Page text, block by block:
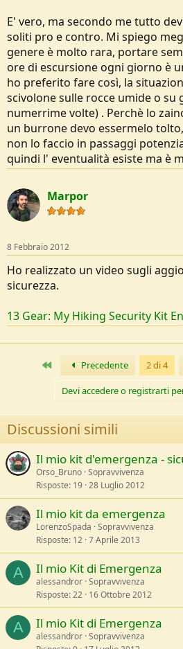
E' vero, ma secondo me tutto
soliti pro e contro. Mi spiego
genere è molto rara, portare
ore di escursione ogni giorno è
ho preferito fare così, la
scivolone sulle rocce umide o su
numerrime volte) . Perchè lo
un burrone devo essermelo
non lo faccio in passaggi
quindi l' eventualità esiste ma è
Marpor
8 Febbraio 2012
Ho realizzato un video sugli
sicurezza.
13 Gear: My Hiking Security Kit
Primo Precedente 2 di 4
Devi accedere o registrarti
Discussioni simili
Il mio kit d'emergenza -
Orso_Bruno Sopravvivenza
Risposte 19 28 Luglio 2012
Il mio kit da emergenza
LorenzoSpada Sopravvivenza
Risposte 12 7 Aprile 2013
A Il mio Kit di Emergenza
alessandror Sopravvivenza
Risposte 22 16 Ottobre 2012
A Il mio Kit di Emergenza
alessandror Sopravvivenza